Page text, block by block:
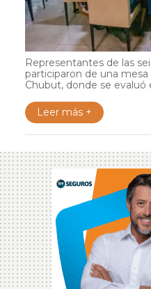
Representantes de las
participaron de una mesa
Chubut, donde se evaluó
Leer más +